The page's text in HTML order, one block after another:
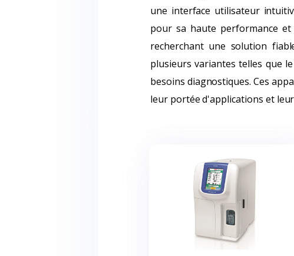
une interface utilisateur
pour sa haute performance
recherchant une solution
plusieurs variantes telles que
besoins diagnostiques. Ces
leur portée d'applications et